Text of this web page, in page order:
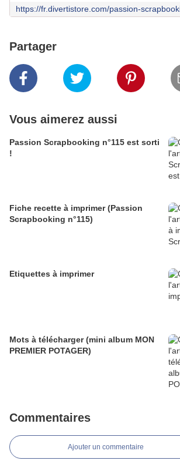
Partager
Vous aimerez aussi
Passion Scrapbooking n°115 est sorti
!
Fiche recette à imprimer (Passion
Scrapbooking n°115)
Etiquettes à imprimer
Mots à télécharger (mini album MON
PREMIER POTAGER)
Commentaires
Ajouter un commentaire